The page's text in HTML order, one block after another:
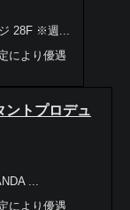
28F ※週...
により優遇
ントプロデュ
...
により優遇